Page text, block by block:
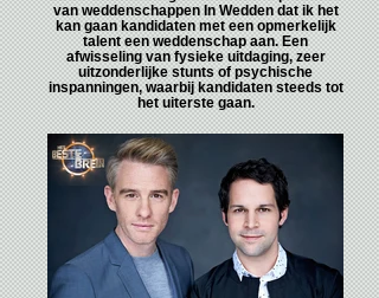
van weddenschappen In Wedden dat ik het
kan gaan kandidaten met een opmerkelijk
talent een weddenschap aan. Een
afwisseling van fysieke uitdaging, zeer
uitzonderlijke stunts of psychische
inspanningen, waarbij kandidaten steeds tot
het uiterste gaan.